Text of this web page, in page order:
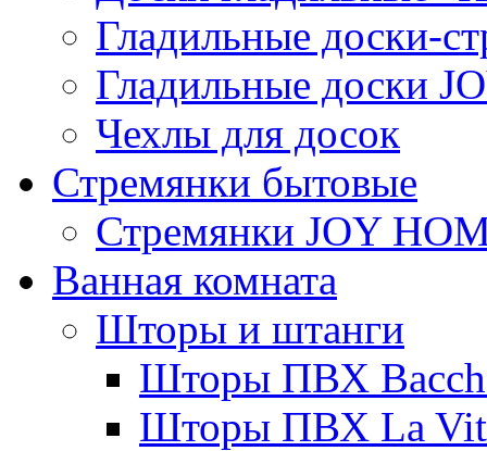
Гладильные доски-
Гладильные доски
Чехлы для досок
Стремянки бытовые
Стремянки JOY
Ванная комната
Шторы и штанги
Шторы ПВХ
Шторы ПВХ La